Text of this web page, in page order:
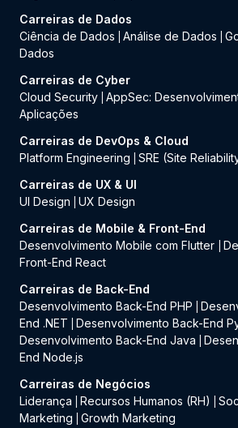
Carreiras de Dados
Ciência de Dados
Análise de Dados
Dados
Carreiras de Cyber
Cloud Security AppSec:
Aplicações
Carreiras de DevOps & Cloud
Platform Engineering
SRE (Site
Carreiras de UX & UI
UI Design
UX Design
Carreiras de Mobile & Front-End
Desenvolvimento Mobile com Flutter
Front-End React
Carreiras de Back-End
Desenvolvimento Back-End PHP
End .NET
Desenvolvimento Back-End
Desenvolvimento Back-End Java
End Node.js
Carreiras de Negócios
Liderança
Recursos Humanos (RH)
Marketing
Growth Marketing